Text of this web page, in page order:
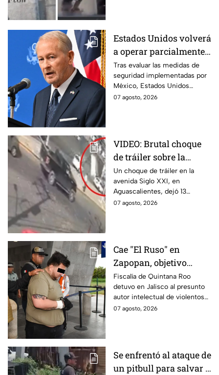
Estados Unidos volverá
a operar parcialmente
en Michoacán tras
suspensión por
motivos de seguridad
Tras evaluar las medidas de
seguridad implementadas por
México, Estados Unidos
reanudará parcialmente sus
07 agosto, 2026
VIDEO: Brutal choque
de tráiler sobre la
avenida Siglo XXI en
Aguascalientes deja
varios heridos y
destrozos
Un choque de tráiler en la
avenida Siglo XXI, en
Aguascalientes, dejó 13
heridos y varios vehículos
07 agosto, 2026
Cae "El Ruso" en
Zapopan, objetivo
prioritario en Playa del
Carmen
Fiscalía de Quintana Roo
detuvo en Jalisco al presunto
autor intelectual de violentos
ataques en fraccionamientos
07 agosto, 2026
Se enfrentó al ataque de
un pitbull para salvar a